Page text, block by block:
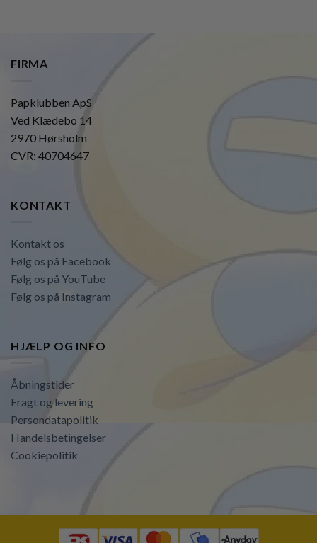
FIRMA
Papklubben ApS
Ved Klædebo 14
2970 Hørsholm
CVR: 40704647
KONTAKT
Kontakt os
Følg os på Facebook
Følg os på YouTube
Følg os på Instagram
HJÆLP OG INFO
Åbningstider
Fragt og levering
Persondatapolitik
Handelsbetingelser
Cookiepolitik